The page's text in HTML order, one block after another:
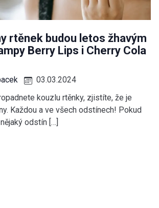
rtěnek budou letos žhavým
Berry Lips i Cherry Cola
03.03.2024
kouzlu rtěnky, zjistíte, že je
Každou a ve všech odstínech! Pokud
odstín […]